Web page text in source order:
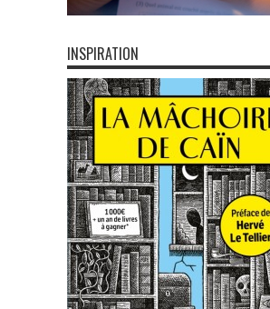
INSPIRATION